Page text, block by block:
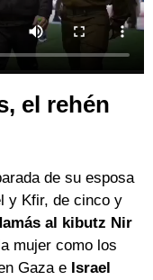
el rehén
de su esposa
y Kfir, de cinco y
al kibutz Nir
mujer como los
Gaza e Israel